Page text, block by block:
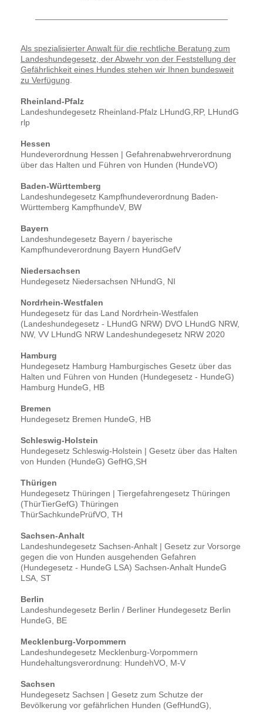
Als spezialisierter Anwalt für die rechtliche Beratung zum
Landeshundegesetz, der Abwehr von der Feststellung der
Gefährlichkeit eines Hundes stehen wir Ihnen bundesweit
zu Verfügung
Rheinland-Pfalz
Landeshundegesetz Rheinland-Pfalz LHundG,RP, LHundG
rlp
Hessen
Hundeverordnung Hessen | Gefahrenabwehrverordnung
über das Halten und Führen von Hunden (HundeVO)
Baden-Württemberg
Landeshundegesetz Kampfhundeverordnung Baden-
Württemberg KampfhundeV, BW
Bayern
Landeshundegesetz Bayern / bayerische
Kampfhundeverordnung Bayern HundGefV
Niedersachsen
Hundegesetz Niedersachsen NHundG, NI
Nordrhein-Westfalen
Hundegesetz für das Land Nordrhein-Westfalen
(Landeshundegesetz - LHundG NRW) DVO LHundG NRW,
NW, VV LHundG NRW Landeshundegesetz NRW 2020
Hamburg
Hundegesetz Hamburg Hamburgisches Gesetz über das
Halten und Führen von Hunden (Hundegesetz - HundeG)
Hamburg HundeG, HB
Bremen
Hundegesetz Bremen HundeG, HB
Schleswig-Holstein
Hundegesetz Schleswig-Holstein | Gesetz über das Halten
von Hunden (HundeG) GefHG,SH
Thürigen
Hundegesetz Thüringen | Tiergefahrengesetz Thüringen
(ThürTierGefG) Thüringen
ThürSachkundePrüfVO, TH
Sachsen-Anhalt
Landeshundegesetz Sachsen-Anhalt | Gesetz zur Vorsorge
gegen die von Hunden ausgehenden Gefahren
(Hundegesetz - HundeG LSA) Sachsen-Anhalt HundeG
LSA, ST
Berlin
Landeshundegesetz Berlin / Berliner Hundegesetz Berlin
HundeG, BE
Mecklenburg-Vorpommern
Landeshundegesetz Mecklenburg-Vorpommern
Hundehaltungsverordnung: HundehVO, M-V
Sachsen
Hundegesetz Sachsen | Gesetz zum Schutze der
Bevölkerung vor gefährlichen Hunden (GefHundG),